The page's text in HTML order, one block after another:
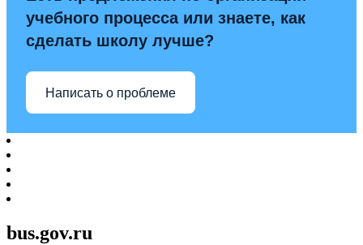
учебного процесса или знаете, как
сделать школу лучше?
Написать о проблеме
bus.gov.ru